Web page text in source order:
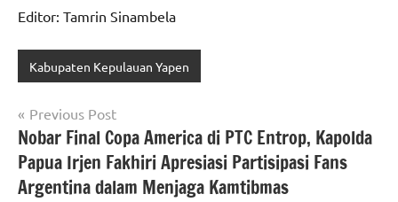
Editor: Tamrin Sinambela
Kabupaten Kepulauan Yapen
Navigasi
pos
Previous Post
Nobar Final Copa America di PTC Entrop, Kapolda
Papua Irjen Fakhiri Apresiasi Partisipasi Fans
Argentina dalam Menjaga Kamtibmas